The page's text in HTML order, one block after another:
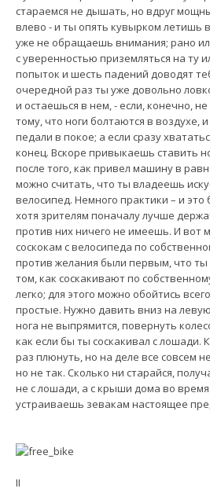
стараемся не дышать, но вдруг
влево - и ты опять кувырком летишь
уже не обращаешь внимания; рано
с уверенностью приземляться на ту
попыток и шесть падений доводят
очередной раз ты уже довольно
и остаешься в нем, - если, конечно,
тому, что ноги болтаются в воздухе,
педали в покое; а если сразу
конец. Вскоре привыкаешь ставить
после того, как привел машину в
можно считать, что ты владеешь
велосипед. Немного практики – и это
хотя зрителям поначалу лучше
против них ничего не имеешь. И вот
соскокам с велосипеда по
против желания были первым, что ты
том, как соскакивают по
легко; для этого можно обойтись
простые. Нужно давить вниз на
нога не выпрямится, повернуть
как если бы ты соскакивал с лошади.
раз плюнуть, но на деле все совсем
но не так. Сколько ни старайся,
не с лошади, а с крыши дома во
устраиваешь зевакам настоящее
II